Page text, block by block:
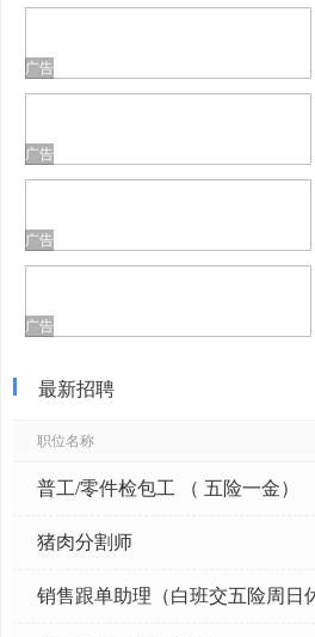
广告
广告
广告
广告
最新招聘
职位名称
普工/零件检包工 （ 五险一金）
猪肉分割师
销售跟单助理（白班交五险周日